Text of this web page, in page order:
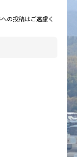
の投稿はご遠慮く